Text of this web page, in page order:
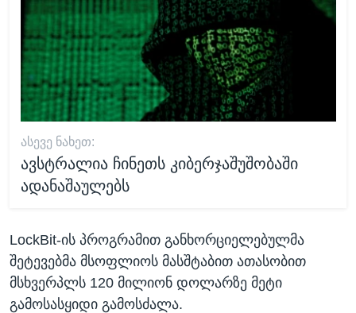
ᲐᲡᲔᲕᲔ ᲜᲐᲮᲔᲗ:
ავსტრალია ჩინეთს კიბერჯაშუშობაში
ადანაშაულებს
LockBit-ის პროგრამით განხორციელებულმა
შეტევებმა მსოფლიოს მასშტაბით ათასობით
მსხვერპლს 120 მილიონ დოლარზე მეტი
გამოსასყიდი გამოსძალა.